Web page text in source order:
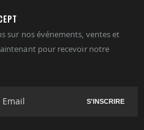
sur nos événements, ventes et
pour recevoir notre
S'INSCRIRE